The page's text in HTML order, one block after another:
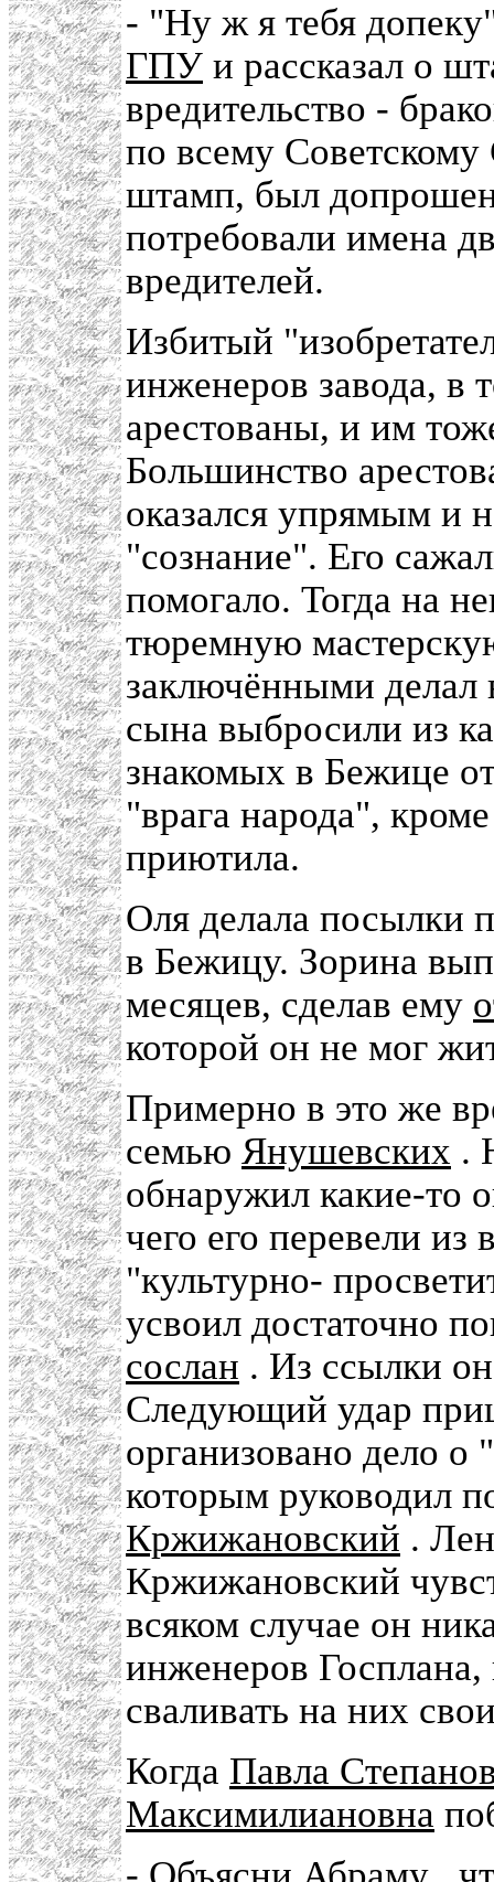
- "Ну ж я тебя
ГПУ и рассказал о
вредительство -
по всему
штамп, был
потребовали имена
вредителей.
Избитый
инженеров завода, в
арестованы, и им
Большинство
оказался упрямым и
"сознание". Его
помогало. Тогда на
тюремную
заключёнными делал
сына выбросили из
знакомых в Бежице
"врага народа",
приютила.
Оля делала посылки
в Бежицу. Зорина
месяцев, сделав ему
которой он не мог
Примерно в это же
семью Янушевских .
обнаружил какие-то
чего его перевели из
"культурно-
усвоил достаточно
сослан . Из ссылки
Следующий удар
организовано дело о "
которым руководил
Кржижановский .
Кржижановский
всяком случае он
инженеров Госплана,
сваливать на них
Когда Павла
Максимилиановна